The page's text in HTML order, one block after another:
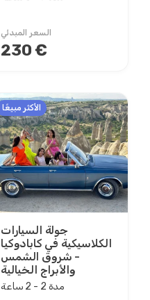
السعر المبدئي
230 €
الأكثر مبيعًا
جولة السيارات
الكلاسيكية في كابادوكيا
- شروق الشمس
والأبراج الخيالية
مدة 2 - 2 ساعة